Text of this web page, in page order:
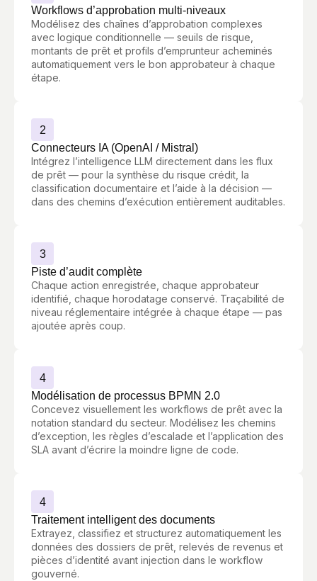
Workflows d’approbation multi-niveaux
Modélisez des chaînes d’approbation complexes
avec logique conditionnelle — seuils de risque,
montants de prêt et profils d’emprunteur acheminés
automatiquement vers le bon approbateur à chaque
étape.
2
Connecteurs IA (OpenAI / Mistral)
Intégrez l’intelligence LLM directement dans les flux
de prêt — pour la synthèse du risque crédit, la
classification documentaire et l’aide à la décision —
dans des chemins d’exécution entièrement auditables.
3
Piste d’audit complète
Chaque action enregistrée, chaque approbateur
identifié, chaque horodatage conservé. Traçabilité de
niveau réglementaire intégrée à chaque étape — pas
ajoutée après coup.
4
Modélisation de processus BPMN 2.0
Concevez visuellement les workflows de prêt avec la
notation standard du secteur. Modélisez les chemins
d’exception, les règles d’escalade et l’application des
SLA avant d’écrire la moindre ligne de code.
4
Traitement intelligent des documents
Extrayez, classifiez et structurez automatiquement les
données des dossiers de prêt, relevés de revenus et
pièces d’identité avant injection dans le workflow
gouverné.